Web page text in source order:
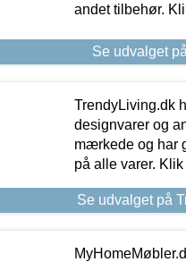
andet tilbehør.
Se udvalget
TrendyLiving.dk
designvarer og
mærkede og har
på alle varer.
Se udvalget på